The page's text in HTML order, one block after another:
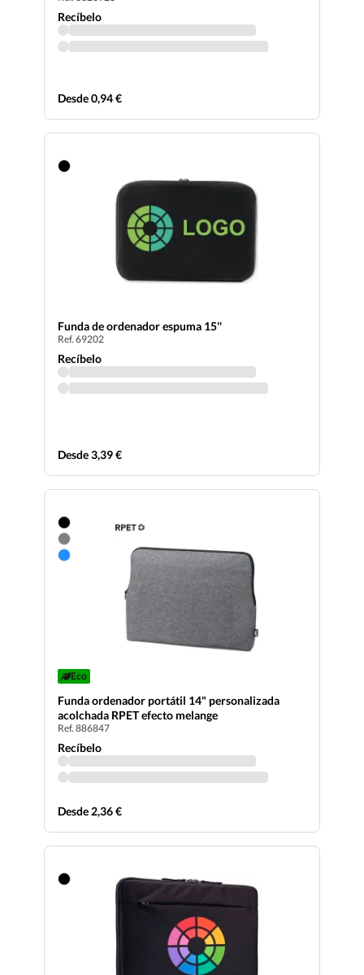
Recíbelo
Desde 0,94 €
Funda de ordenador espuma 15''
Ref. 69202
Recíbelo
Desde 3,39 €
Eco
Funda ordenador portátil 14" personalizada
acolchada RPET efecto melange
Ref. 886847
Recíbelo
Desde 2,36 €